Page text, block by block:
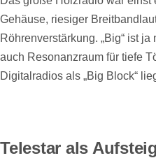
Gehäuse, riesiger
Röhrenverstärkung. „Big“ ist ja
auch Resonanzraum für tiefe
Digitalradios als „Big Block“
Telestar als